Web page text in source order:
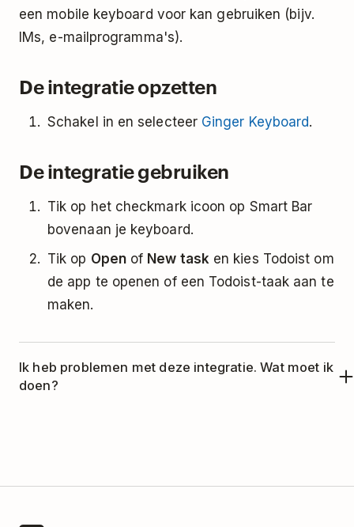
een mobile keyboard voor kan gebruiken (bijv.
IMs, e-mailprogramma's).
De integratie opzetten
Schakel in en selecteer Ginger Keyboard.
De integratie gebruiken
Tik op het checkmark icoon op Smart Bar
bovenaan je keyboard.
Tik op Openof New tasken kies Todoist om
de app te openen of een Todoist-taak aan te
maken.
Ik heb problemen met deze integratie. Wat moet ik
doen?